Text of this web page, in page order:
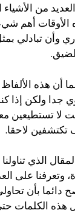
العديد من
الأوقات أهم
وأن تبادلي
أن هذه
جدا ولكن إذا
لا تستطيعين
لاحقا.
الذي
وتعرفنا على
دائما بأن
هذه الكلمات